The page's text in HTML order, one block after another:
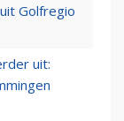
Golfregio
uit: